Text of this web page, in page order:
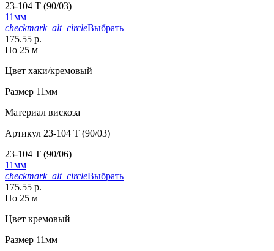
23-104 T (90/03)
11мм
checkmark_alt_circleВыбрать
175.55 р.
По 25 м
Цвет хаки/кремовый
Размер 11мм
Материал вискоза
Артикул 23-104 T (90/03)
23-104 T (90/06)
11мм
checkmark_alt_circleВыбрать
175.55 р.
По 25 м
Цвет кремовый
Размер 11мм